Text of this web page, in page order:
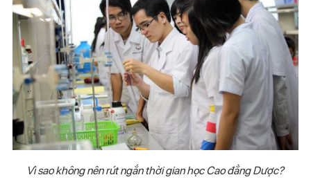
Vì sao không nên rút ngắn thời gian học Cao đẳng Dược?